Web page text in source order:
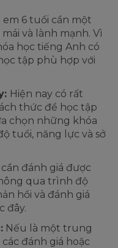
em 6 tuổi cần một
và lành mạnh. Vì
học tiếng Anh có
tập phù hợp với
Hiện nay có rất
thức để học tập
chọn những khóa
tuổi, năng lực và sở
cần đánh giá được
qua trình độ
hồi và đánh giá
đây.
Nếu là một trung
đánh giá hoặc